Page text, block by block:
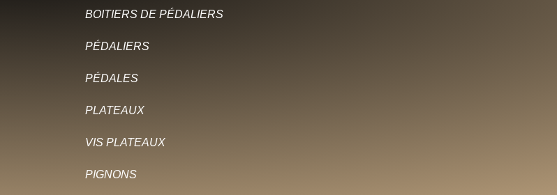
BOITIERS DE PÉDALIERS
PÉDALIERS
PÉDALES
PLATEAUX
VIS PLATEAUX
PIGNONS